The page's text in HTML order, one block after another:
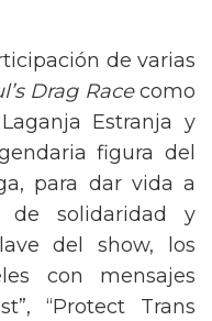
de varias
Drag Racecomo
Estranja y
figura del
para dar vida a
de solidaridad y
del show, los
con mensajes
“Protect Trans